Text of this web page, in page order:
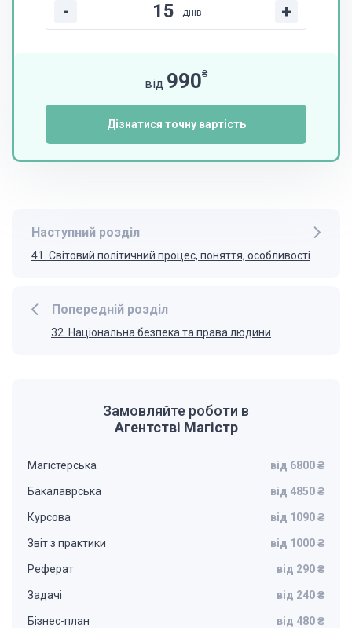
- днів +
від 990₴
Дізнатися точну вартість
Попередній розділ
32. Національна безпека та права людини
Наступний розділ
41. Світовий політичний процес, поняття, особливості
Замовляйте роботи в
Агентстві Магістр
Магістерська від 6800 ₴
Бакалаврська від 4850 ₴
Курсова від 1090 ₴
Звіт з практики від 1000 ₴
Реферат від 290 ₴
Задачі від 240 ₴
Бізнес-план від 480 ₴